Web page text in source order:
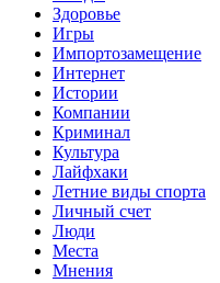
Здоровье
Игры
Импортозамещение
Интернет
Истории
Компании
Криминал
Культура
Лайфхаки
Летние виды спорта
Личный счет
Люди
Места
Мнения